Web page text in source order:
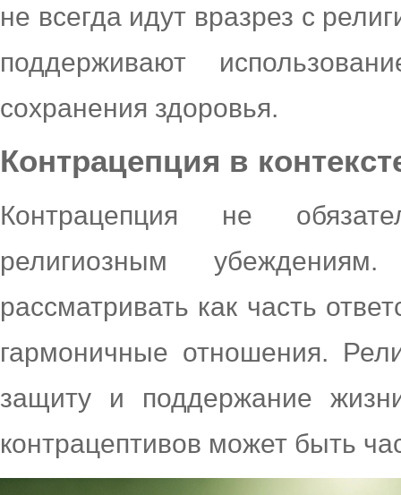
не всегда идут вразрез с
поддерживают
сохранения здоровья.
Контрацепция в
Контрацепция не
религиозным
рассматривать как часть
гармоничные отношения.
защиту и поддержание
контрацептивов может быть